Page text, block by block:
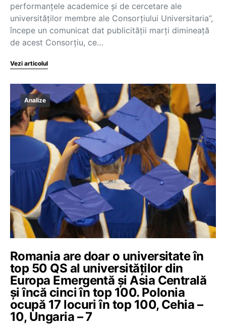
performanțele academice și de cercetare ale
universităților membre ale Consorțiului Universitaria”,
începe un comunicat dat publicității marți dimineață
de acest Consorțiu, ce…
Vezi articolul
Analize
Romania are doar o universitate în
top 50 QS al universităților din
Europa Emergentă și Asia Centrală
și încă cinci în top 100. Polonia
ocupă 17 locuri în top 100, Cehia –
10, Ungaria – 7